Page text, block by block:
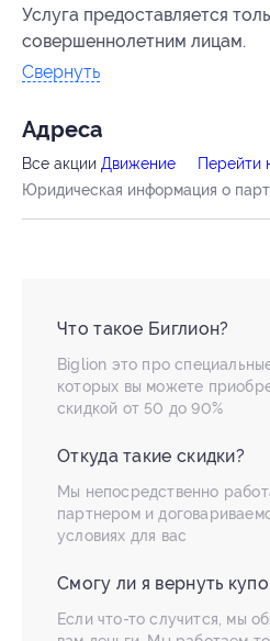
Услуга предоставляется
совершеннолетним лицам.
Свернуть
Адресa
Все акции Движение
Перейти
Юридическая информация о
Что такое Биглион?
Biglion это про
которых вы можете
скидкой от 50 до 90%
Откуда такие скидки?
Мы непосредственно
партнером и
условиях для вас
Смогу ли я вернуть
Если что-то случится, мы